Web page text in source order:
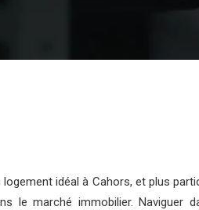
idéal à Cahors, et plus
le marché immobilier.